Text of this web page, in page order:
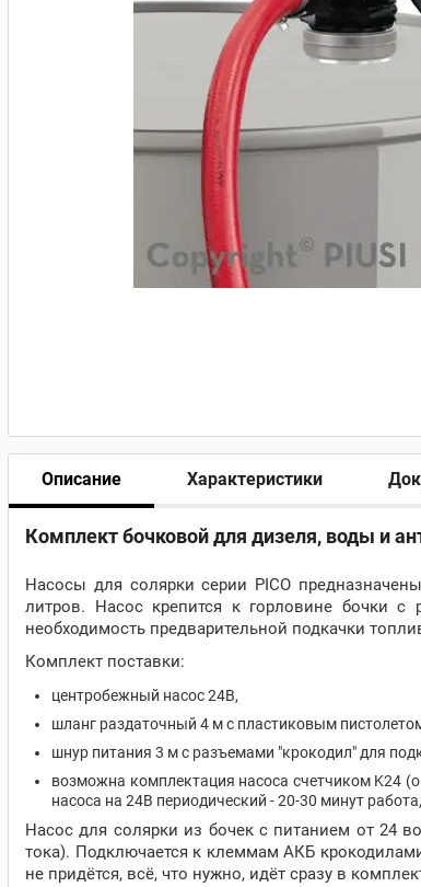
Описание Характеристики
Комплект бочковой для дизеля, воды и
Насосы для солярки серии PICO
литров. Насос крепится к горловине бочки с
необходимость предварительной подкачки
Комплект поставки:
центробежный насос 24В,
шланг раздаточный 4 м с пластиковым
шнур питания 3 м с разъемами "крокодил" для
возможна комплектация насоса счетчиком K24
насоса на 24В периодический - 20-30 минут
Насос для солярки из бочек с питанием от 24
тока). Подключается к клеммам АКБ
не придётся, всё, что нужно, идёт сразу в